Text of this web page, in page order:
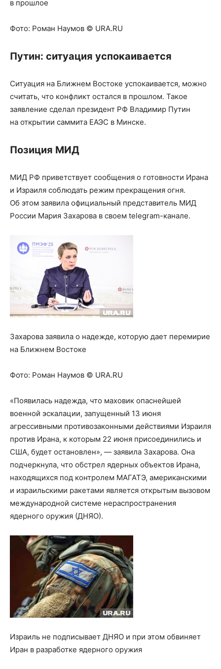
в прошлое
Фото: Роман Наумов © URA.RU
Путин: ситуация успокаивается
Ситуация на Ближнем Востоке успокаивается, можно
считать, что конфликт остался в прошлом. Такое
заявление сделал президент РФ Владимир Путин
на открытии саммита ЕАЭС в Минске.
Позиция МИД
МИД РФ приветствует сообщения о готовности Ирана
и Израиля соблюдать режим прекращения огня.
Об этом заявила официальный представитель МИД
России Мария Захарова в своем telegram-канале.
Захарова заявила о надежде, которую дает перемирие
на Ближнем Востоке
Фото: Роман Наумов © URA.RU
«Появилась надежда, что маховик опаснейшей
военной эскалации, запущенный 13 июня
агрессивными противозаконными действиями Израиля
против Ирана, к которым 22 июня присоединились и
США, будет остановлен», — заявила Захарова. Она
подчеркнула, что обстрел ядерных объектов Ирана,
находящихся под контролем МАГАТЭ, американскими
и израильскими ракетами является открытым вызовом
международной системе нераспространения
ядерного оружия (ДНЯО).
Израиль не подписывает ДНЯО и при этом обвиняет
Иран в разработке ядерного оружия